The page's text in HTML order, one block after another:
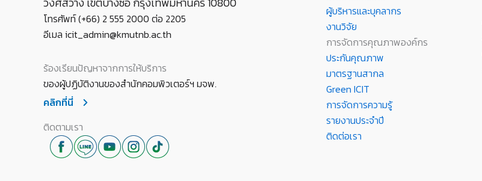
โทรศัพท์ (+66) 2 555 2000 ต่อ 2205
อีเมล icit_admin@kmutnb.ac.th
ร้องเรียนปัญหาจากการให้บริการ
ของผู้ปฏิบัติงานของสำนักคอมพิวเตอร์ฯ มจพ.
คลิกที่นี่
ติดตามเรา
ผู้บริหารและบุคลากร
งานวิจัย
การจัดการคุณภาพองค์กร
ประกันคุณภาพ
มาตรฐานสากล
Green ICIT
การจัดการความรู้
รายงานประจำปี
ติดต่อเรา